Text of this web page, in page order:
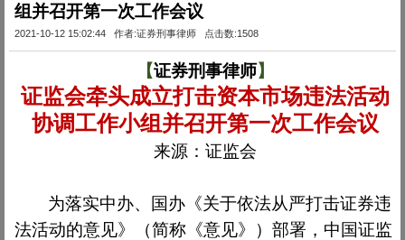
组并召开第一次工作会议
2021-10-12 15:02:44 作者:证券刑事律师 点击数:1508
【证券刑事律师】
证监会牵头成立打击资本市场违法活动
协调工作小组并召开第一次工作会议
来源：证监会
为落实中办、国办《关于依法从严打击证券违
法活动的意见》（简称《意见》）部署，中国证监